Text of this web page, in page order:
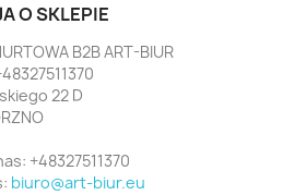
O SKLEPIE
B2B ART-BIUR
22 D
+48327511370
biuro@art-biur.eu